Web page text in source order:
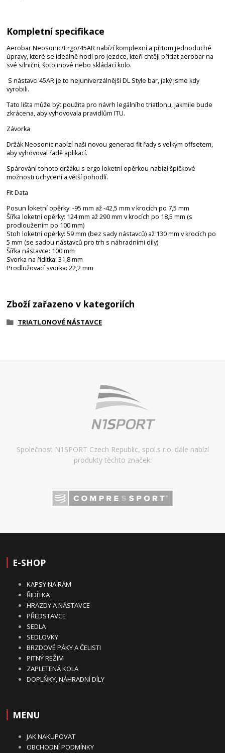
Kompletní specifikace
Aerobar Neosonic/Ergo/45AR nabízí komplexní a přitom jednoduché
úpravy, které se ideálně hodí pro jezdce, kteří chtějí přidat aerobar na
své silniční, šotolinové nebo skládací kolo.
S nástavci 45AR je to nejuniverzálnější DL Style bar, jaký jsme kdy
vyrobili.
Tato lišta může být použita pro návrh legálního triatlonu, jakmile bude
zkrácena, aby vyhovovala pravidlům ITU.
Závorka
Držák Neosonic nabízí naši novou generaci fit řady s velkým offsetem,
aby vyhovoval řadě aplikací.
Spárování tohoto držáku s ergo loketní opěrkou nabízí špičkové
možnosti uchycení a větší pohodlí.
Fit Data
Posun loketní opěrky: -95 mm až -42,5 mm v krocích po 7,5 mm
Šířka loketní opěrky: 124 mm až 290 mm v krocích po 18,5 mm (s
prodloužením po 100 mm)
Stoh loketní opěrky: 59 mm (bez sady nástavců) až 130 mm v krocích po
5 mm (se sadou nástavců pro trh s náhradními díly)
Šířka nástavce: 100 mm
Svorka na řídítka: 31,8 mm
Prodlužovací svorka: 22,2 mm
Zboží zařazeno v kategoriích
TRIATLONOVÉ NÁSTAVCE
Společnost N1SPORT Czech Republic, spol.s r.o. dále nabízí
produkty těchto značek:
E-SHOP
KAPSY NA RÁM
ŘIDÍTKA
HRAZDY A NÁSTAVCE
PŘEDSTAVCE
SEDLA
SEDLOVKY
BRZDOVÉ PÁKY A ČELISTI
PITNÝ REŽIM
ZAPLETENÁ KOLA
DOPLŇKY, NÁHRADNÍ DÍLY
MENU
JAK NAKUPOVAT
OBCHODNÍ PODMÍNKY